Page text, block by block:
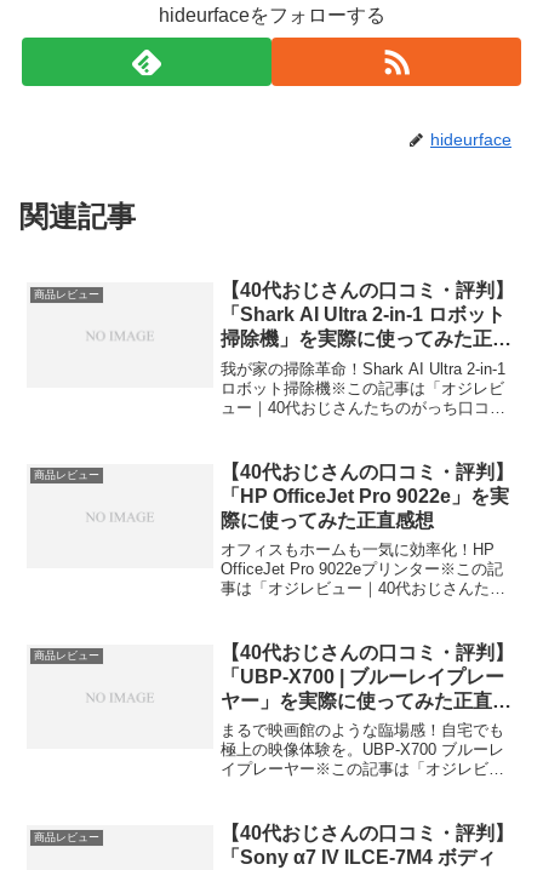
hideurfaceをフォローする
hideurface
関連記事
商品レビュー
【40代おじさんの口コミ・評判】
「Shark AI Ultra 2-in-1 ロボット
掃除機」を実際に使ってみた正直
感想
我が家の掃除革命！Shark AI Ultra 2-in-1
ロボット掃除機※この記事は「オジレビ
ュー｜40代おじさんたちのがっち口コ
いのが「Shark AI Ultr...
商品レビュー
【40代おじさんの口コミ・評判】
「HP OfficeJet Pro 9022e」を実
際に使ってみた正直感想
オフィスもホームも一気に効率化！HP
OfficeJet Pro 9022eプリンター※この記
事は「オジレビュー｜40代おじさんたち
部が紹介したいのが「HP Offic...
商品レビュー
【40代おじさんの口コミ・評判】
「UBP-X700 | ブルーレイプレー
ヤー」を実際に使ってみた正直感
想
まるで映画館のような臨場感！自宅でも
極上の映像体験を。UBP-X700 ブルーレ
イプレーヤー※この記事は「オジレビュ
への口コミ今日、編集部が紹介したいの
が「UBP-X...
商品レビュー
【40代おじさんの口コミ・評判】
「Sony α7 IV ILCE-7M4 ボディ